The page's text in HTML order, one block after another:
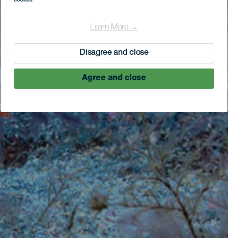
Learn More →
Disagree and close
Agree and close